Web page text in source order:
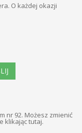
O każdej okazji
nr 92. Możesz zmienić
klikając tutaj.